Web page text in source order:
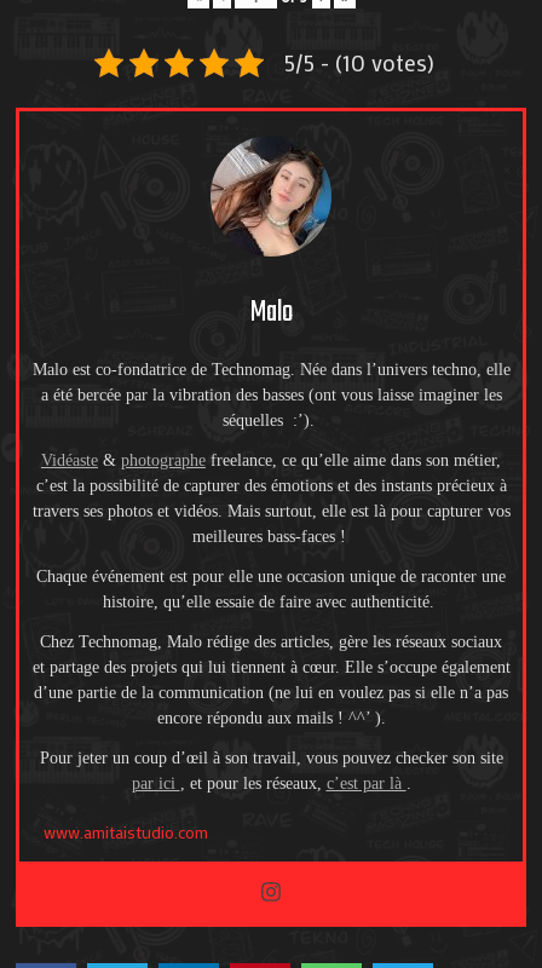
5/5 - (10 votes)
Malo
Malo est co-fondatrice de Technomag. Née dans l’univers techno, elle
a été bercée par la vibration des basses (ont vous laisse imaginer les
séquelles :’).
Vidéaste & photographe freelance, ce qu’elle aime dans son métier,
c’est la possibilité de capturer des émotions et des instants précieux à
travers ses photos et vidéos. Mais surtout, elle est là pour capturer vos
meilleures bass-faces !
Chaque événement est pour elle une occasion unique de raconter une
histoire, qu’elle essaie de faire avec authenticité.
Chez Technomag, Malo rédige des articles, gère les réseaux sociaux
et partage des projets qui lui tiennent à cœur. Elle s’occupe également
d’une partie de la communication (ne lui en voulez pas si elle n’a pas
encore répondu aux mails ! ^^’ ).
Pour jeter un coup d’œil à son travail, vous pouvez checker son site
par ici , et pour les réseaux, c’est par là .
www.amitaistudio.com